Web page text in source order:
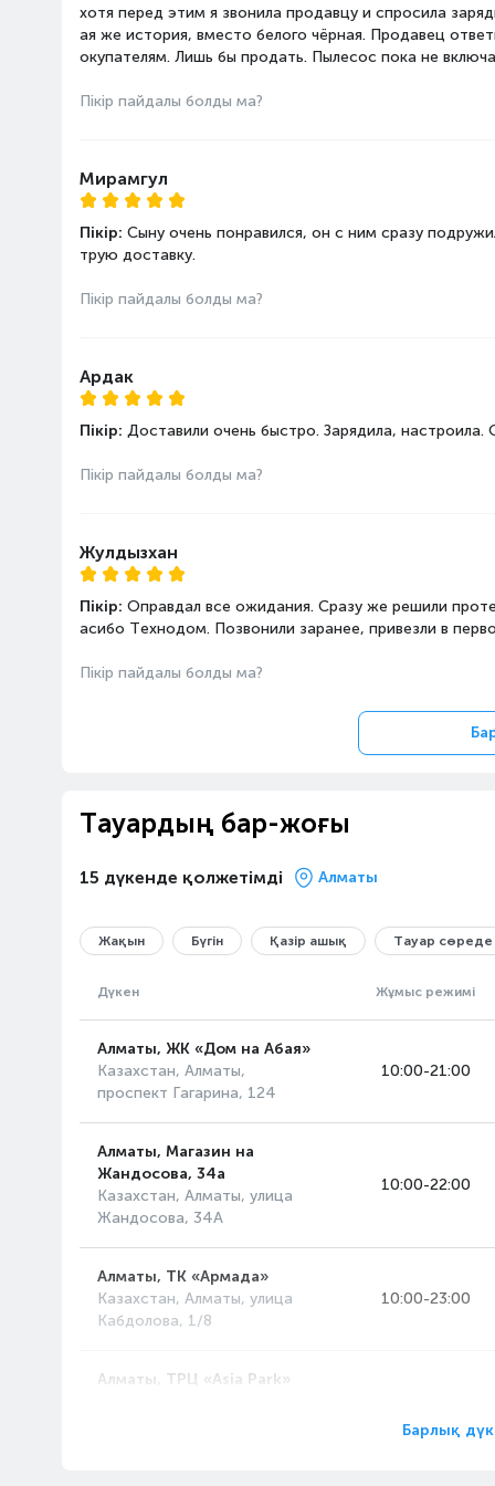
хотя перед этим я звонила продавцу и спросила
ая же история, вместо белого чёрная. Продавец
окупателям. Лишь бы продать. Пылесос пока не
Пікір пайдалы болды ма?
Мирамгул
Пікір: Сыну очень понравился, он с ним сразу
трую доставку.
Пікір пайдалы болды ма?
Ардак
Пікір: Доставили очень быстро. Зарядила,
Пікір пайдалы болды ма?
Жулдызхан
Пікір: Оправдал все ожидания. Сразу же решили
асибо Технодом. Позвонили заранее, привезли в
Пікір пайдалы болды ма?
Тауардың бар-жоғы
15 дүкенде қолжетімді Алматы
Жақын Бүгін Қазір ашық Тауар
Дүкен Жұмыс режимі
Алматы, ЖК «Дом на Абая»
Казахстан, Алматы,
проспект Гагарина, 124
10:00-21:00
Алматы, Магазин на
Жандосова, 34а
Казахстан, Алматы, улица
Жандосова, 34А
10:00-22:00
Алматы, ТК «Армада»
Казахстан, Алматы, улица
Кабдолова, 1/8
10:00-23:00
Алматы, ТРЦ «Asia Park»
Барлық